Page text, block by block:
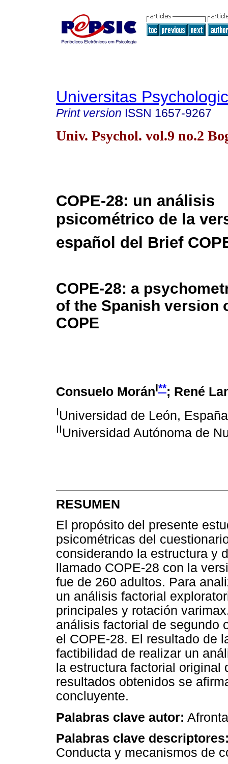
Universitas
Print version ISSN 1657-9267
Univ. Psychol. vol.9 no.2
COPE-28: un análisis
psicométrico de la
español del Brief
COPE-28: a
of the Spanish version
COPE
Consuelo MoránI**; René
IUniversidad de León, España
IIUniversidad Autónoma de
RESUMEN
El propósito del presente
psicométricas del
considerando la estructura y
llamado COPE-28 con la
fue de 260 adultos. Para
un análisis factorial
principales y rotación
análisis factorial de segundo
el COPE-28. El resultado de
factibilidad de realizar un
la estructura factorial
resultados obtenidos se
concluyente.
Palabras clave autor:
Palabras clave
Conducta y mecanismos de